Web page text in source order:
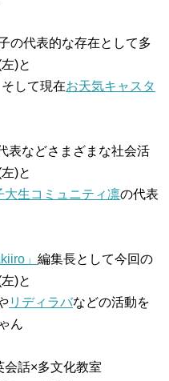
の代表的な存在として多
)と
して現在お天気キャスタ
表などさまざまな社会活
)と
大生コミュニティ凛の代表
」 編集長として今回の
)と
リディラバなどの活動を
ん
会話×多文化教室